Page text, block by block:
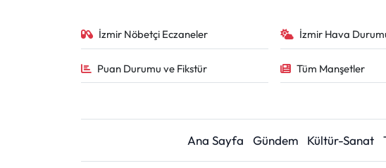
İzmir Nöbetçi Eczaneler İzmir Hava
Puan Durumu ve Fikstür Tüm Manşetler
Ana Sayfa Gündem Kültür-Sanat